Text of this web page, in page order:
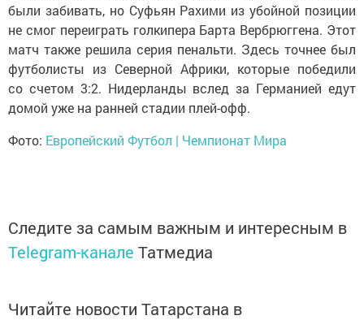
были забивать, но Суфьян Рахими из убойной позиции
не смог переиграть голкипера Барта Вербрюггена. Этот
матч также решила серия пенальти. Здесь точнее был
футболисты из Северной Африки, которые победили
со счетом 3:2. Нидерланды вслед за Германией едут
домой уже на ранней стадии плей-офф.
Фото: Европейский Футбол | Чемпионат Мира
Следите за самым важным и интересным в
Telegram-канале Татмедиа
Читайте новости Татарстана в